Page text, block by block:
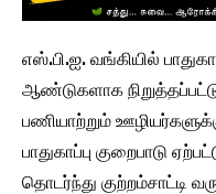
எஸ்.பி.ஐ. வங்கியில்
ஆண்டுகளாக
பணியாற்றும்
பாதுகாப்பு குறைபாடு
தொடர்ந்து குற்றம்சாட்டி